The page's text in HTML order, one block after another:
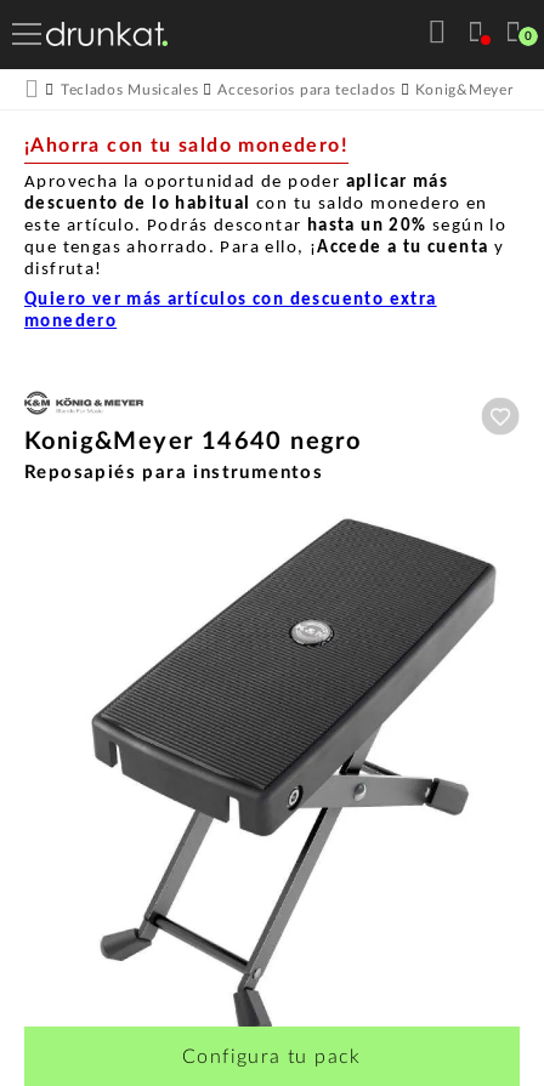
0
Teclados Musicales Accesorios para teclados Konig&Meyer
¡Ahorra con tu saldo monedero!
Aprovecha la oportunidad de poder aplicar más
descuento de lo habitual con tu saldo monedero en
este artículo. Podrás descontar hasta un 20% según lo
que tengas ahorrado. Para ello, ¡Accede a tu cuenta y
disfruta!
Quiero ver más artículos con descuento extra
monedero
Konig&Meyer 14640 negro
Reposapiés para instrumentos
Configura tu pack